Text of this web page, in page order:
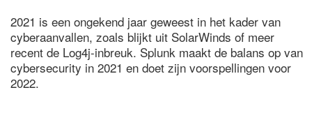
2021 is een ongekend jaar geweest in het kader van
cyberaanvallen, zoals blijkt uit SolarWinds of meer
recent de Log4j-inbreuk. Splunk maakt de balans op van
cybersecurity in 2021 en doet zijn voorspellingen voor
2022.